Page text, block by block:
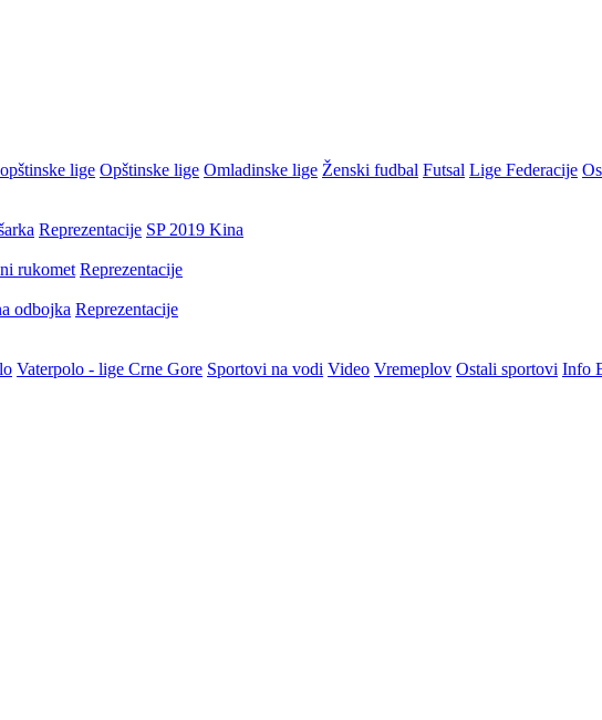
lige Opštinske lige Omladinske lige Ženski fudbal Futsal Lige Federacije
Reprezentacije SP 2019 Kina
rukomet Reprezentacije
odbojka Reprezentacije
Vaterpolo - lige Crne Gore Sportovi na vodi Video Vremeplov Ostali sportovi Info